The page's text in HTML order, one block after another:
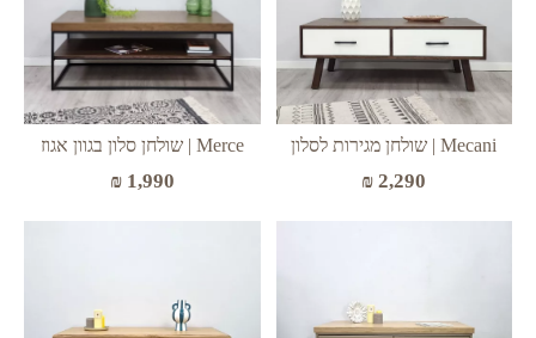
Mecani | שולחן מגירות לסלון
₪ 2,290
Merce | שולחן סלון בגוון אגוז
₪1,990